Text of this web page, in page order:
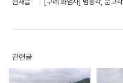
현재글 [구례 화엄사] 범종각, 운고각
관련글